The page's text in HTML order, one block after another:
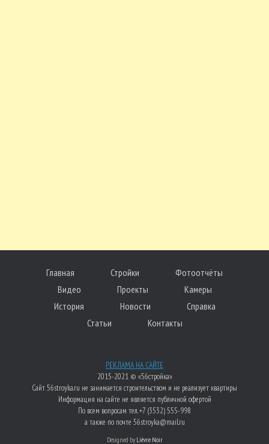
Главная Стройки
Фотоотчёты
Видео
Проекты
Камеры
История
Новости
Справка
Статьи
Контакты
РЕКЛАМА НА САЙТЕ
2015-2021 © «56стройка»
Сайт 56stroyka.ru не занимается строительством и не реализует квартиры
Информация на сайте не является публичной офертой
По всем вопросам тел. +7 (3532) 555-998
а также по почте 56stroyka@mail.ru
Designed by Lièvre Noir